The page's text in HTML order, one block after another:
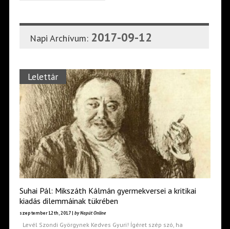
Napi Archívum: 2017-09-12
Lelettár
Suhai Pál: Mikszáth Kálmán gyermekversei a kritikai
kiadás dilemmáinak tükrében
szeptember 12th, 2017 | by Napút Online
Levél Szondi Györgynek Kedves Gyuri! Ígéret szép szó, ha